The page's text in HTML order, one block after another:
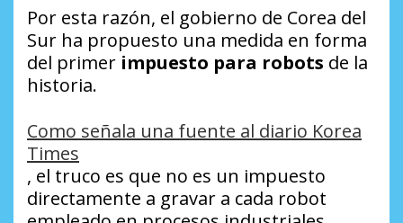
Por esta razón, el gobierno de Corea del
Sur ha propuesto una medida en forma
del primer impuesto para robots de la
historia.
Como señala una fuente al diario Korea
Times
, el truco es que no es un impuesto
directamente a gravar a cada robot